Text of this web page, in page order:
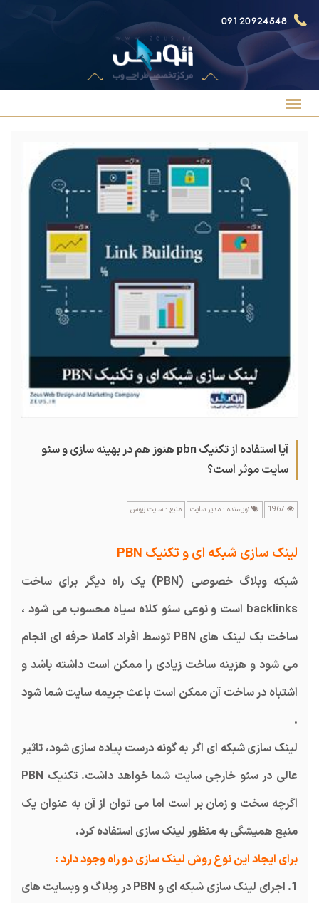
09120924548
آیا استفاده از تکنیک pbn هنوز هم در بهینه سازی و سئو
سایت موثر است؟
نویسنده : مدیر سایت منبع : سایت زیوس
لینک سازی شبکه ای و تکنیک PBN
شبکه وبلاگ خصوصی (PBN) یک راه دیگر برای ساخت
backlinks است و نوعی سئو کلاه سیاه محسوب می شود ،
ساخت بک لینک های PBN توسط افراد کاملا حرفه ای انجام
می شود و هزینه ساخت زیادی را ممکن است داشته باشد و
اشتباه در ساخت آن ممکن است باعث جریمه سایت شما شود
.
لینک سازی شبکه ای اگر به گونه درست پیاده سازی شود، تاثیر
عالی در سئو خارجی سایت شما خواهد داشت. تکنیک PBN
اگرچه سخت و زمان بر است اما می توان از آن به عنوان یک
منبع همیشگی به منظور لینک سازی استفاده کرد.
برای ایجاد این نوع روش لینک سازی دو راه وجود دارد :
1. اجرای لینک سازی شبکه ای و PBN در وبلاگ و وبسایت های